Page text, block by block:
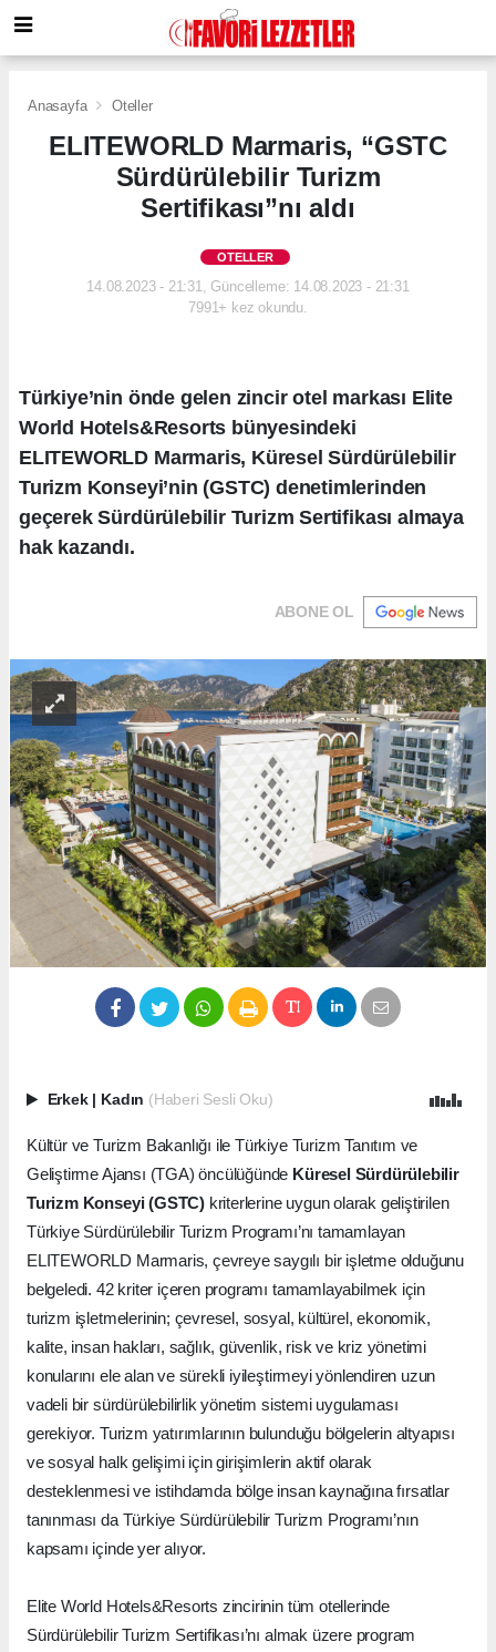
Anasayfa Oteller
ELITEWORLD Marmaris, “GSTC
Sürdürülebilir Turizm
Sertifikası”nı aldı
OTELLER
14.08.2023 - 21:31, Güncelleme: 14.08.2023 - 21:31
7991+ kez okundu.
Türkiye’nin önde gelen zincir otel markası Elite
World Hotels&Resorts bünyesindeki
ELITEWORLD Marmaris, Küresel Sürdürülebilir
Turizm Konseyi’nin (GSTC) denetimlerinden
geçerek Sürdürülebilir Turizm Sertifikası almaya
hak kazandı.
ABONE OL
Erkek Kadın (Haberi Sesli Oku)
Kültür ve Turizm Bakanlığı ile Türkiye Turizm Tanıtım ve
Geliştirme Ajansı (TGA) öncülüğünde Küresel Sürdürülebilir
Turizm Konseyi (GSTC)kriterlerine uygun olarak geliştirilen
Türkiye Sürdürülebilir Turizm Programı’nı tamamlayan
ELITEWORLD Marmaris, çevreye saygılı bir işletme olduğunu
belgeledi. 42 kriter içeren programı tamamlayabilmek için
turizm işletmelerinin; çevresel, sosyal, kültürel, ekonomik,
kalite, insan hakları, sağlık, güvenlik, risk ve kriz yönetimi
konularını ele alan ve sürekli iyileştirmeyi yönlendiren uzun
vadeli bir sürdürülebilirlik yönetim sistemi uygulaması
gerekiyor. Turizm yatırımlarının bulunduğu bölgelerin altyapısı
ve sosyal halk gelişimi için girişimlerin aktif olarak
desteklenmesi ve istihdamda bölge insan kaynağına fırsatlar
tanınması da Türkiye Sürdürülebilir Turizm Programı’nın
kapsamı içinde yer alıyor.
Elite World Hotels&Resorts zincirinin tüm otellerinde
Sürdürülebilir Turizm Sertifikası’nı almak üzere program